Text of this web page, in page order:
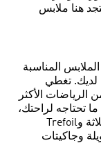
هنا ملابس
المناسبة
لديك. تغطي
الأكثر
تحتاجه لراحتك،
بما في ذلك قمصان الركض ذات الخطوط الثلاثة وTrefoil
وجاكيتات